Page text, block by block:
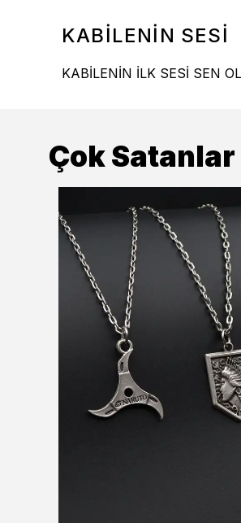
KABİLENİN SESİ
KABİLENİN İLK SESİ SEN
Çok Satanlar